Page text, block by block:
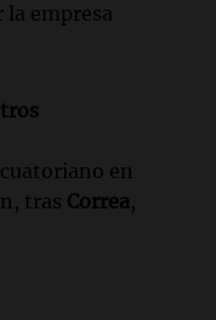
la empresa
en
tras Correa,